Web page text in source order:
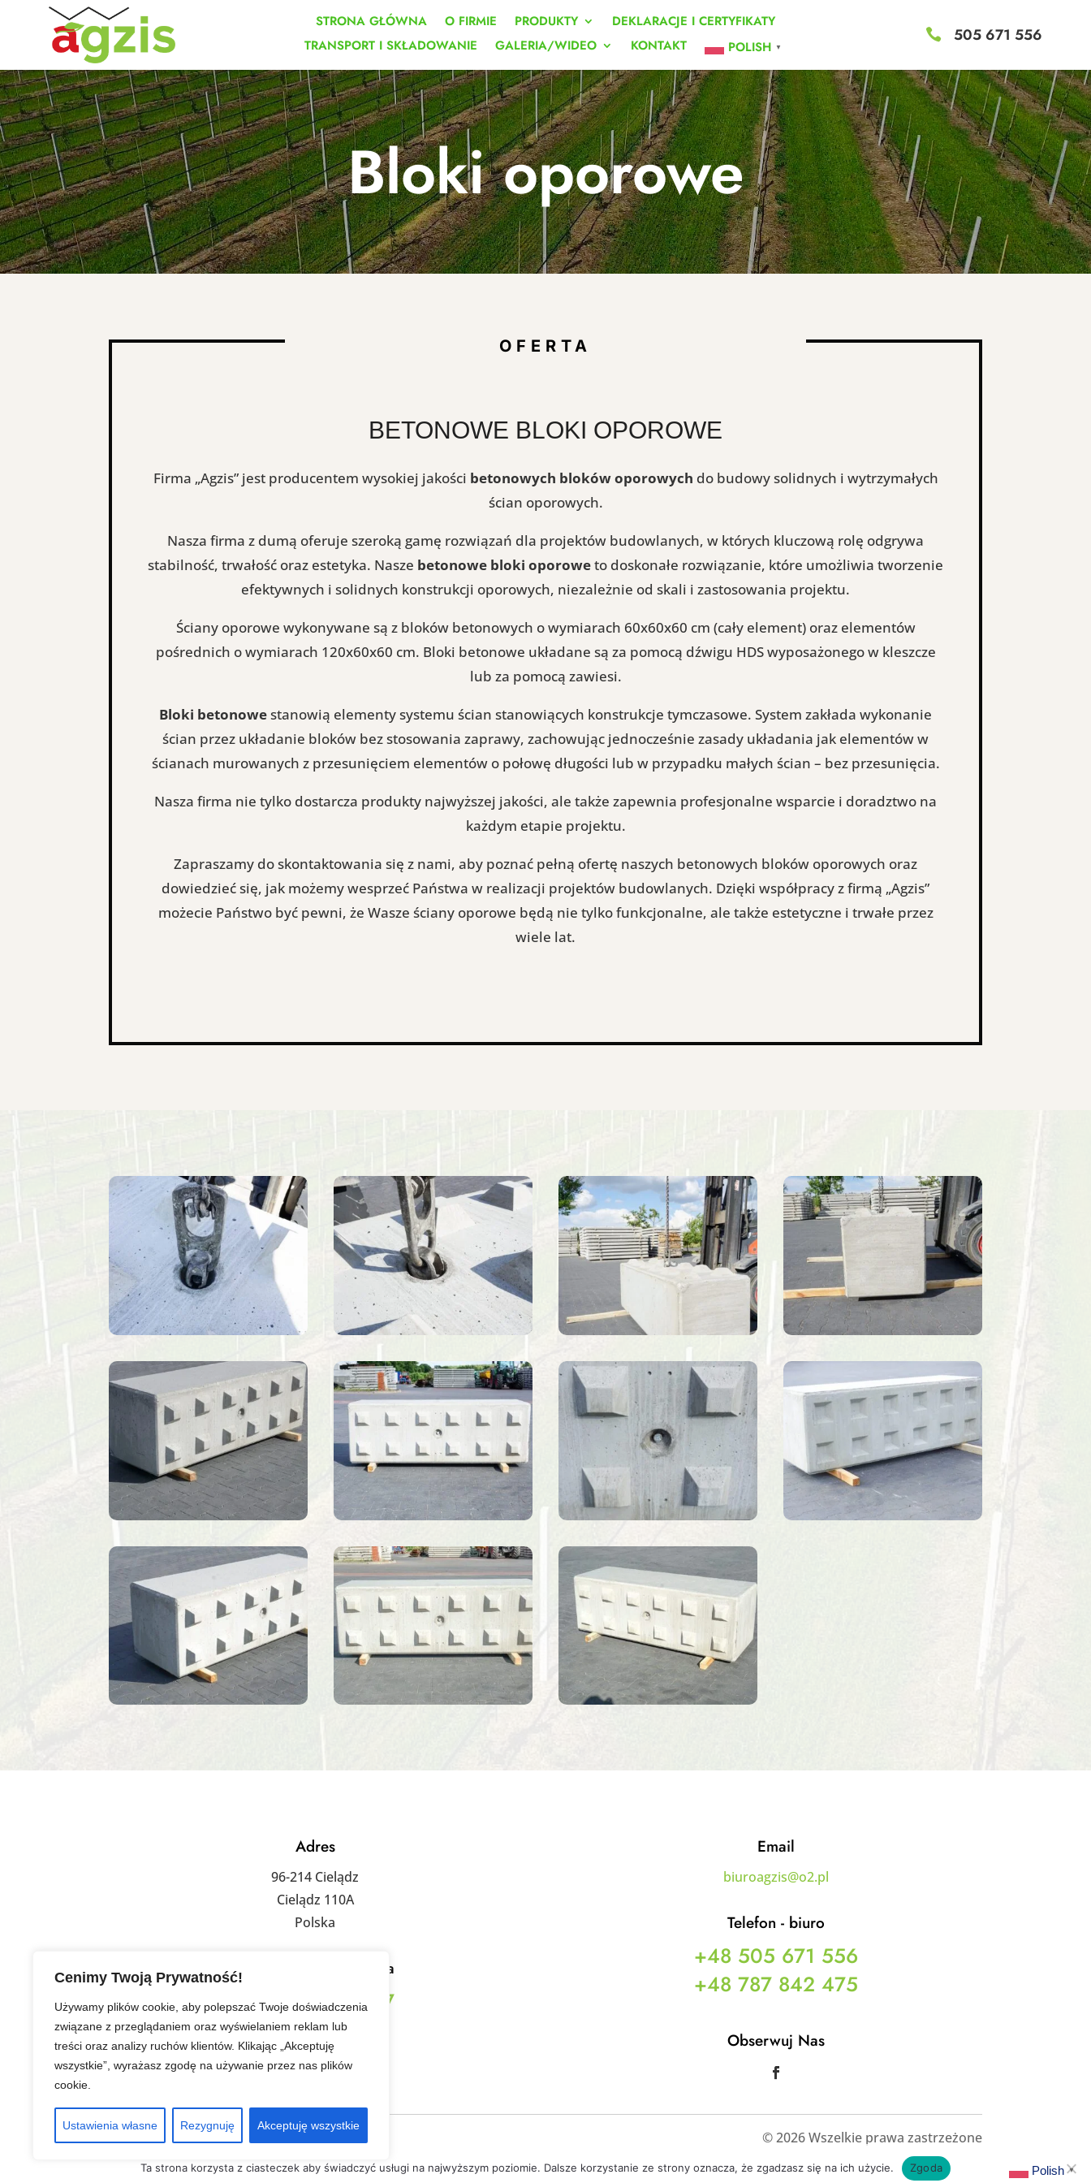
Cenimy Twoją Prywatność!
Używamy plików cookie, aby polepszać Twoje doświadczenia
związane z przeglądaniem oraz wyświelaniem reklam lub
treści oraz analizy ruchów klientów. Klikając „Akceptuję
wszystkie”, wyrażasz zgodę na używanie przez nas plików
cookie.
Ustawienia własne Rezygnuję Akceptuję wszystkie
STRONA GŁÓWNA O FIRMIE PRODUKTY
DEKLARACJE I CERTYFIKATY
TRANSPORT I SKŁADOWANIE
GALERIA/WIDEO KONTAKT POLISH ▼
 505 671 556
Bloki oporowe
OFERTA
BETONOWE BLOKI OPOROWE
Firma „Agzis” jest producentem wysokiej jakości betonowych bloków oporowych do budowy solidnych i wytrzymałych
ścian oporowych.
Nasza firma z dumą oferuje szeroką gamę rozwiązań dla projektów budowlanych, w których kluczową rolę odgrywa
stabilność, trwałość oraz estetyka. Nasze betonowe bloki oporoweto doskonałe rozwiązanie, które umożliwia tworzenie
efektywnych i solidnych konstrukcji oporowych, niezależnie od skali i zastosowania projektu.
Ściany oporowe wykonywane są z bloków betonowych o wymiarach 60x60x60 cm (cały element) oraz elementów
pośrednich o wymiarach 120x60x60 cm. Bloki betonowe układane są za pomocą dźwigu HDS wyposażonego w kleszcze
lub za pomocą zawiesi.
Bloki betonowestanowią elementy systemu ścian stanowiących konstrukcje tymczasowe. System zakłada wykonanie
ścian przez układanie bloków bez stosowania zaprawy, zachowując jednocześnie zasady układania jak elementów w
ścianach murowanych z przesunięciem elementów o połowę długości lub w przypadku małych ścian – bez przesunięcia.
Nasza firma nie tylko dostarcza produkty najwyższej jakości, ale także zapewnia profesjonalne wsparcie i doradztwo na
każdym etapie projektu.
Zapraszamy do skontaktowania się z nami, aby poznać pełną ofertę naszych betonowych bloków oporowych oraz
dowiedzieć się, jak możemy wesprzeć Państwa w realizacji projektów budowlanych. Dzięki współpracy z firmą „Agzis”
możecie Państwo być pewni, że Wasze ściany oporowe będą nie tylko funkcjonalne, ale także estetyczne i trwałe przez
wiele lat.
Adres
96-214 Cielądz
Cielądz 110A
Polska
Właścicielka Agnieszka
+48 601 155 617
Email
biuroagzis@o2.pl
Telefon - biuro
+48 505 671 556
+48 787 842 475
Obserwuj Nas
© 2026 Wszelkie prawa zastrzeżone
Polish ▼
Ta strona korzysta z ciasteczek aby świadczyć usługi na najwyższym poziomie. Dalsze korzystanie ze strony oznacza, że zgadzasz się na ich użycie. Zgoda